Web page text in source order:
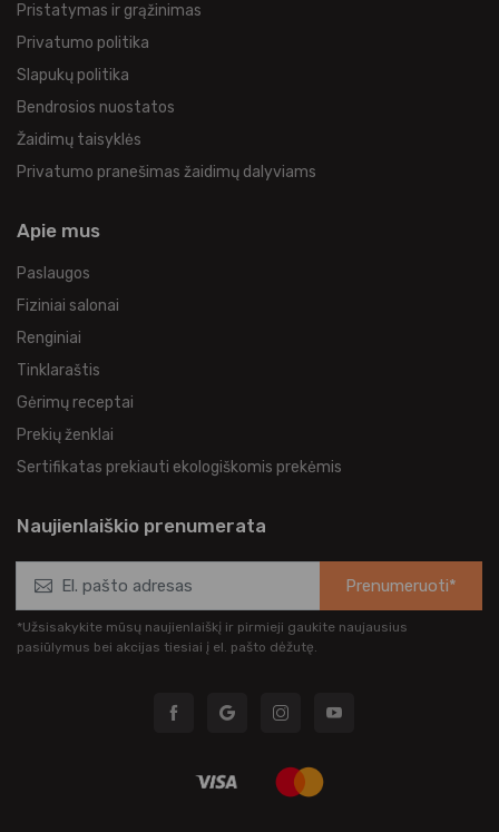
Pristatymas ir grąžinimas
Privatumo politika
Slapukų politika
Bendrosios nuostatos
Žaidimų taisyklės
Privatumo pranešimas žaidimų dalyviams
Apie mus
Paslaugos
Fiziniai salonai
Renginiai
Tinklaraštis
Gėrimų receptai
Prekių ženklai
Sertifikatas prekiauti ekologiškomis prekėmis
Naujienlaiškio prenumerata
Prenumeruoti*
*Užsisakykite mūsų naujienlaiškį ir pirmieji gaukite naujausius
pasiūlymus bei akcijas tiesiai į el. pašto dėžutę.